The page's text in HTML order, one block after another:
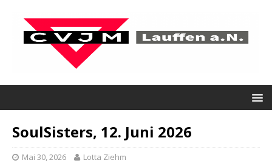
SoulSisters, 12. Juni 2026
Mai 30, 2026 Lotta Ziehm